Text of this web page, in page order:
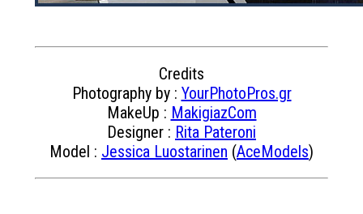
Credits
Photography by : YourPhotoPros.gr
MakeUp : MakigiazCom
Designer : Rita Pateroni
Model : Jessica Luostarinen (AceModels)